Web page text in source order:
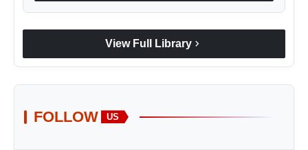
View Full Library chevron_right
FOLLOW US